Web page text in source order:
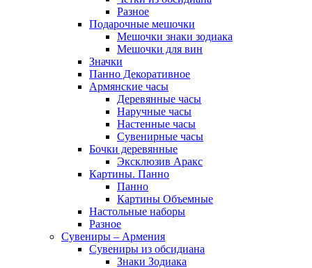
Разное
Подарочные мешочки
Мешочки знаки зодиака
Мешочки для вин
Значки
Панно Декоративное
Армянские часы
Деревянные часы
Наручные часы
Настенные часы
Сувенирные часы
Бочки деревянные
Эксклюзив Аракс
Картины. Панно
Панно
Картины Объемные
Настольные наборы
Разное
Сувениры – Армения
Сувениры из обсидиана
Знаки Зодиака